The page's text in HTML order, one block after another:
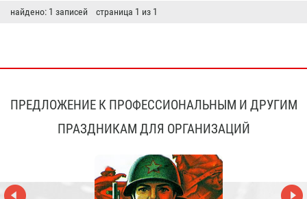
найдено: 1 записей страница 1 из 1
ПРЕДЛОЖЕНИЕ К ПРОФЕССИОНАЛЬНЫМ И ДРУГИМ
ПРАЗДНИКАМ ДЛЯ ОРГАНИЗАЦИЙ